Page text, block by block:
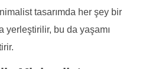
tasarımda her şey bir
yerleştirilir, bu da yaşamı